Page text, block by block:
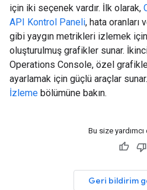
için iki seçenek vardır. İlk olarak,
API Kontrol Paneli, hata oranları
gibi yaygın metrikleri izlemek
oluşturulmuş grafikler sunar.
Operations Console, özel
ayarlamak için güçlü araçlar
İzleme bölümüne bakın.
Bu size
Geri bildirim